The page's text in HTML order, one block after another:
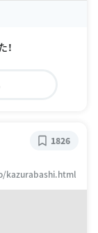
kazurabashi.html
1826